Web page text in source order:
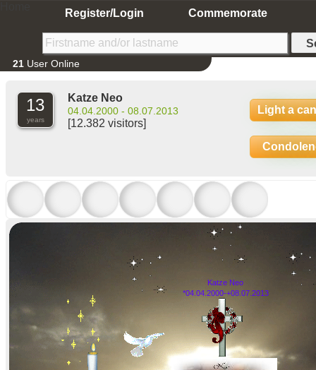
Register/Login Commemorate
21 User Online
13
years
Katze Neo
04.04.2000 - 08.07.2013
[12.382 visitors]
Light a
Katze Neo
*04.04.2000-+08.07.2013